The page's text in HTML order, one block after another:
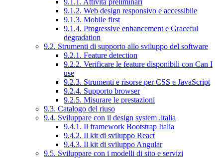
9.1.2. Web design responsivo e accessibile
9.1.3. Mobile first
9.1.4. Progressive enhancement e Graceful
degradation
9.2. Strumenti di supporto allo sviluppo del software
9.2.1. Feature detection
9.2.2. Verificare le feature disponibili con Can I
use
9.2.3. Strumenti e risorse per CSS e JavaScript
9.2.4. Supporto browser
9.2.5. Misurare le prestazioni
9.3. Catalogo del riuso
9.4. Sviluppare con il design system .italia
9.4.1. Il framework Bootstrap Italia
9.4.2. Il kit di sviluppo React
9.4.3. Il kit di sviluppo Angular
9.5. Sviluppare con i modelli di sito e servizi